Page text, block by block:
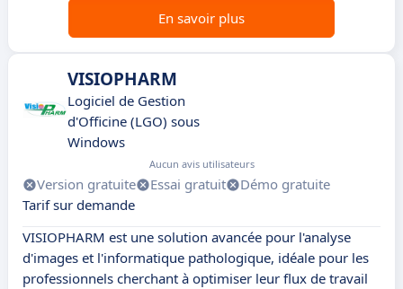
En savoir plus
VISIOPHARM
Logiciel de Gestion
d'Officine (LGO) sous
Windows
Aucun avis utilisateurs
Version gratuite Essai gratuit
Démo gratuite
Tarif sur demande
VISIOPHARM est une solution avancée pour l'analyse
d'images et l'informatique pathologique, idéale pour les
professionnels cherchant à optimiser leur flux de travail